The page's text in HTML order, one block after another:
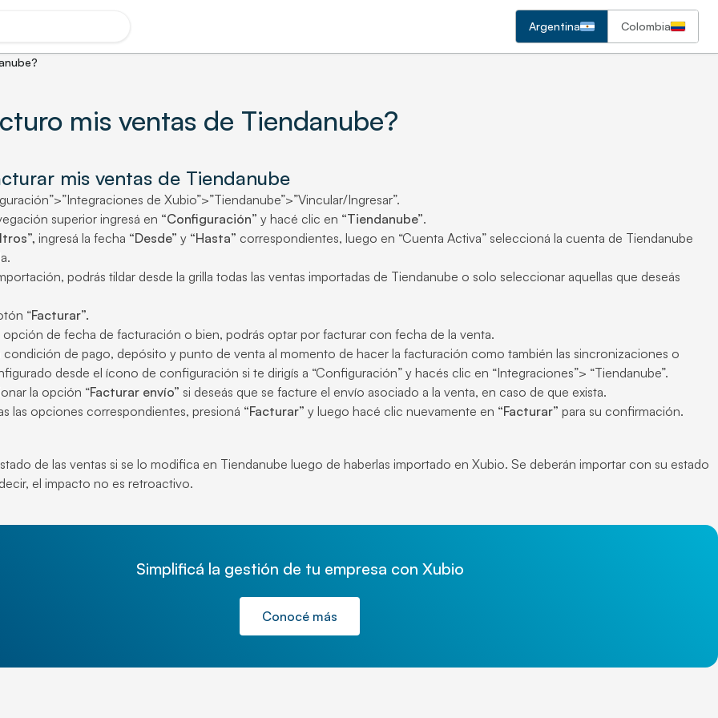
Argentina Colombia
mis ventas de Tiendanube?
mis ventas de Tiendanube
de Xubio”>”Tiendanube”>”Vincular/Ingresar”.
superior ingresá en “Configuración” y hacé clic en “Tiendanube”.
ingresá la fecha “Desde” y “Hasta” correspondientes, luego en “Cuenta Activa” seleccioná la cuenta de Tiendanube
podrás tildar desde la grilla todas las ventas importadas de Tiendanube o solo seleccionar aquellas que deseás
“Facturar”.
opción de fecha de facturación o bien, podrás optar por facturar con fecha de la venta.
condición de pago, depósito y punto de venta al momento de hacer la facturación como también las sincronizaciones o
desde el ícono de configuración si te dirigís a “Configuración” y hacés clic en “Integraciones”> “Tiendanube”.
la opción “Facturar envío” si deseás que se facture el envío asociado a la venta, en caso de que exista.
las opciones correspondientes, presioná “Facturar” y luego hacé clic nuevamente en “Facturar” para su confirmación.
de las ventas si se lo modifica en Tiendanube luego de haberlas importado en Xubio. Se deberán importar con su estado
el impacto no es retroactivo.
Simplificá la gestión de tu empresa con Xubio
Conocé más